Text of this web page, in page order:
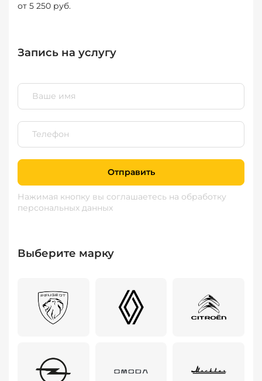
от 5 250 руб.
Запись на услугу
Отправить
Нажимая кнопку вы соглашаетесь на обработку
персональных данных
Выберите марку